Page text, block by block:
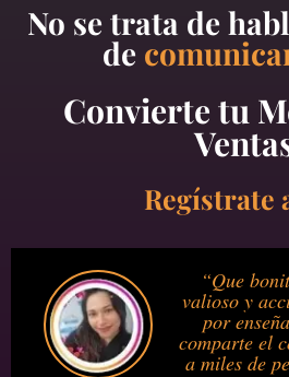
No se trata de
de
Convierte tu
Regístrate
“Que
valioso y
por
comparte el
a miles de